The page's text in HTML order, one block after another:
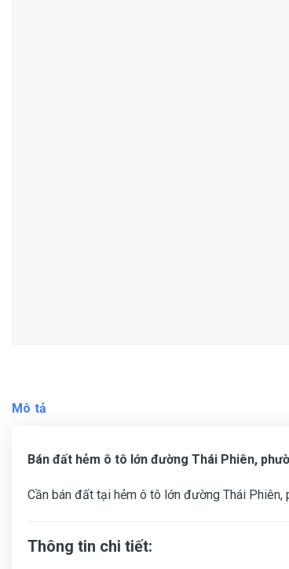
Mô tả
Bán đất hẻm ô tô lớn đường Thái Phiên,
Cần bán đất tại hẻm ô tô lớn đường Thái
Thông tin chi tiết: